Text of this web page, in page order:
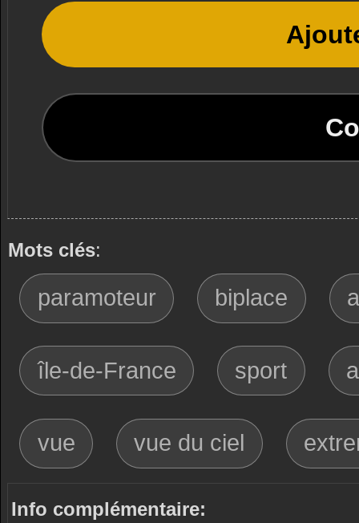
Mots clés:
paramoteur biplace
île-de-France sport
vue vue du ciel
Info complémentaire: